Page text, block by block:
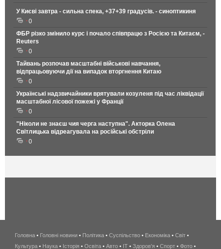
У Києві завтра - сильна спека, +37+39 градусів. - синоптикиня
0
ФБР різко змінило курс і почало співпрацю з Росією та Китаєм, -
Reuters
0
Тайвань розпочав масштабні військові навчання,
відпрацьовуючи дії на випадок вторгнення Китаю
0
Українські надзвичайники врятували козуленя під час ліквідації
масштабної лісової пожежі у Франції
0
"Ніколи не знаєш чия черга наступна". Акторка Олена
Світлицька відреагувала на російські обстріли
0
беспроводной
интернет
Головна • Головні новини • Політика • Суспільство • Економіка • Світ •
Культура • Наука • Історія • Освіта • Авто • IT • Здоров'я • Спорт • Фото •